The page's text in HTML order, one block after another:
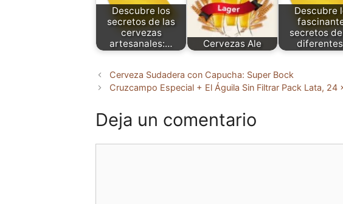
Descubre los
secretos de las
cervezas
artesanales:…
Cervezas Ale
Descubre
secretos
Cerveza Sudadera con Capucha: Super Bock
Cruzcampo Especial + El Águila Sin Filtrar Pack Lata, 24
Deja un comentario